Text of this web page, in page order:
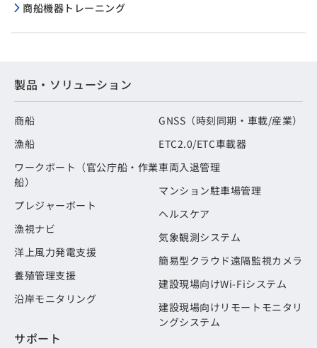
商船機器トレーニング
製品・ソリューション
商船
漁船
ワークボート（官公庁船・作業
船）
プレジャーボート
漁視ナビ
洋上風力発電支援
養殖管理支援
沿岸モニタリング
GNSS（時刻同期・車載/産業）
ETC2.0/ETC車載器
車両入退管理
マンション駐車場管理
ヘルスケア
気象観測システム
簡易型クラウド遠隔監視カメラ
建設現場向けWi-Fiシステム
建設現場向けリモートモニタリ
ングシステム
サポート